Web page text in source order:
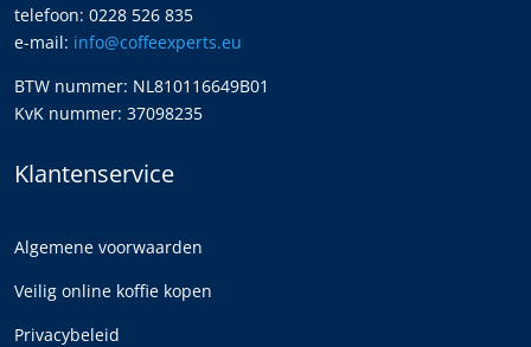
telefoon: 0228 526 835
e-mail: info@coffeexperts.eu
BTW nummer: NL810116649B01
KvK nummer: 37098235
Klantenservice
Algemene voorwaarden
Veilig online koffie kopen
Privacybeleid